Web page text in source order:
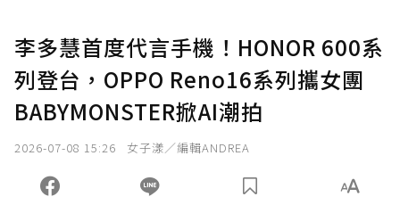
李多慧首度代言手機！HONOR 600系
列登台，OPPO Reno16系列攜女團
BABYMONSTER掀AI潮拍
2026-07-08 15:26 女子漾／編輯ANDREA